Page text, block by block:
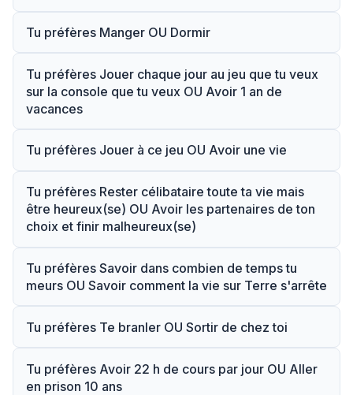
Tu préfères Manger OU Dormir
Tu préfères Jouer chaque jour au jeu que tu veux
sur la console que tu veux OU Avoir 1 an de
vacances
Tu préfères Jouer à ce jeu OU Avoir une vie
Tu préfères Rester célibataire toute ta vie mais
être heureux(se) OU Avoir les partenaires de ton
choix et finir malheureux(se)
Tu préfères Savoir dans combien de temps tu
meurs OU Savoir comment la vie sur Terre s'arrête
Tu préfères Te branler OU Sortir de chez toi
Tu préfères Avoir 22 h de cours par jour OU Aller
en prison 10 ans